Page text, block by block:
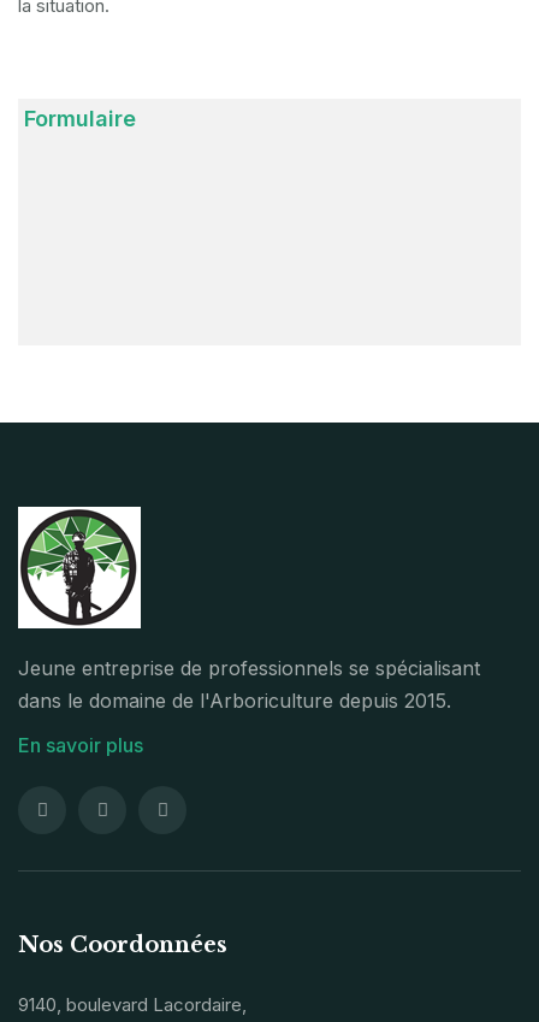
la situation.
Formulaire
Jeune entreprise de professionnels se spécialisant
dans le domaine de l'Arboriculture depuis 2015.
En savoir plus
Nos Coordonnées
9140, boulevard Lacordaire,